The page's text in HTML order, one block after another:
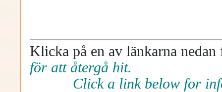
Klicka på en av länkarna
för att återgå hit.
Click a link below for